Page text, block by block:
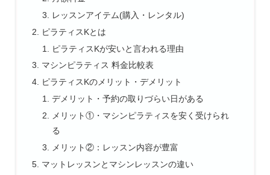
レッスンアイテム(購入・レンタル)
ピラティスKとは
ピラティスKが安いと言われる理由
マシンピラティス 料金比較表
ピラティスKのメリット・デメリット
デメリット・予約の取りづらい日がある
メリット①・マシンピラティスを安く受けられ
る
メリット②：レッスン内容が豊富
マットレッスンとマシンレッスンの違い